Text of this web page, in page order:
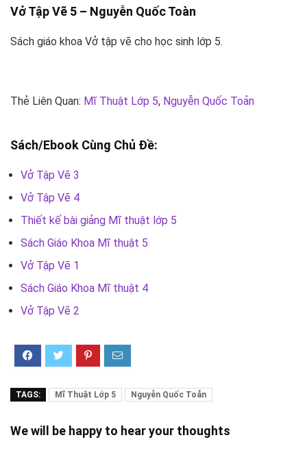
Vở Tập Vẽ 5 – Nguyễn Quốc Toàn
Sách giáo khoa Vở tập vẽ cho học sinh lớp 5.
Thẻ Liên Quan: Mĩ Thuật Lớp 5, Nguyễn Quốc Toản
Sách/Ebook Cùng Chủ Đề:
Vở Tập Vẽ 3
Vở Tập Vẽ 4
Thiết kế bài giảng Mĩ thuật lớp 5
Sách Giáo Khoa Mĩ thuật 5
Vở Tập Vẽ 1
Sách Giáo Khoa Mĩ thuật 4
Vở Tập Vẽ 2
TAGS: Mĩ Thuật Lớp 5 Nguyễn Quốc Toản
We will be happy to hear your thoughts